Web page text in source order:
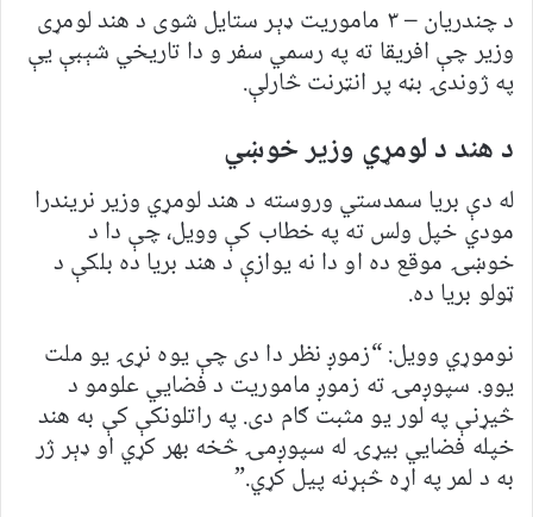
د چندریان – ۳ ماموریت ډېر ستایل شوی د هند لومړی
وزیر چې افریقا ته په رسمي سفر و دا تاریخي شېبې یې
په ژوندۍ بڼه پر انټرنت څارلې.
د هند د لومړي وزیر خوښي
له دې بریا سمدستي وروسته د هند لومړي وزیر نریندرا
مودي خپل ولس ته په خطاب کې وویل، چې دا د
خوښۍ موقع ده او دا نه یوازې د هند بریا ده بلکې د
ټولو بریا ده.
نوموړي وویل: “زموږ نظر دا دی چې یوه نړۍ یو ملت
یوو. سپوږمۍ ته زموږ ماموریت د فضايي علومو د
څیړنې په لور یو مثبت ګام دی. په راتلونکې کې به هند
خپله فضايي بیړۍ له سپوږمۍ څخه بهر کړي او ډېر ژر
به د لمر په اړه څېړنه پیل کړي.”